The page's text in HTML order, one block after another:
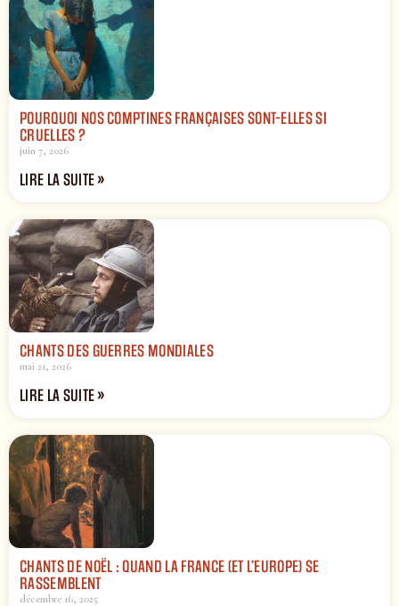
POURQUOI NOS COMPTINES FRANÇAISES SONT-ELLES SI
CRUELLES ?
juin 7, 2026
LIRE LA SUITE »
CHANTS DES GUERRES MONDIALES
mai 21, 2026
LIRE LA SUITE »
CHANTS DE NOËL : QUAND LA FRANCE (ET L’EUROPE) SE
RASSEMBLENT
décembre 16, 2025